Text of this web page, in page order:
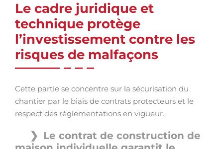
Le cadre juridique et
technique protège
l’investissement contre les
risques de malfaçons
Cette partie se concentre sur la sécurisation du
chantier par le biais de contrats protecteurs et le
respect des réglementations en vigueur.
Le contrat de construction de